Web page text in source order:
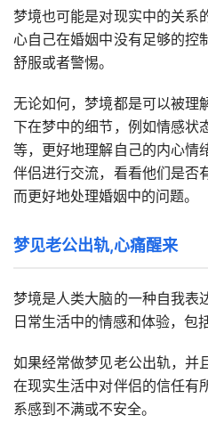
梦境也可能是对现实中的关系
心自己在婚姻中没有足够的控
舒服或者警惕。
无论如何，梦境都是可以被理
下在梦中的细节，例如情感状
等，更好地理解自己的内心情
伴侣进行交流，看看他们是否
而更好地处理婚姻中的问题。
梦见老公出轨,心痛醒来
梦境是人类大脑的一种自我表
日常生活中的情感和体验，包
如果经常做梦见老公出轨，并
在现实生活中对伴侣的信任有
系感到不满或不安全。